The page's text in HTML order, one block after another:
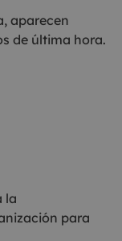
aparecen
de última hora.
la
para